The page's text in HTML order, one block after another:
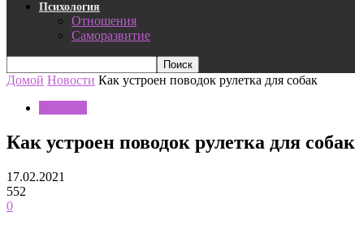
Психология
Отношения
Саморазвитие
Домой Новости Как устроен поводок рулетка для собак
Как устроен поводок рулетка для собак
17.02.2021
552
0